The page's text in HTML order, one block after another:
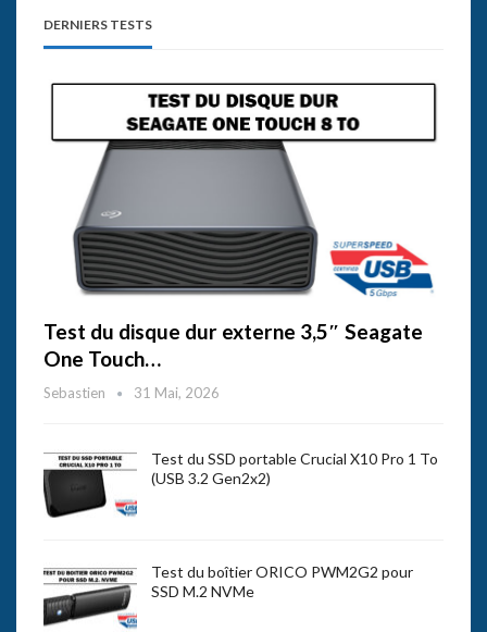
DERNIERS TESTS
Test du disque dur externe 3,5″ Seagate
One Touch…
Sebastien 31 Mai, 2026
Test du SSD portable Crucial X10 Pro 1 To
(USB 3.2 Gen2x2)
Test du boîtier ORICO PWM2G2 pour
SSD M.2 NVMe